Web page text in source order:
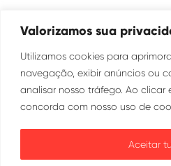
Valorizamos sua
Utilizamos cookies para
navegação, exibir anúncios ou
analisar nosso tráfego. Ao clicar
concorda com nosso uso de
Aceitar
Paço das Artes
Institucional